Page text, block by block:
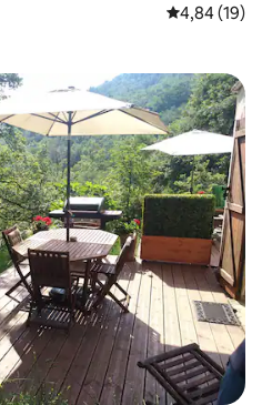
Xếp hạng
4,84 (19)